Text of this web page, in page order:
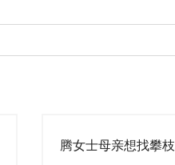
腾女士母亲想找攀